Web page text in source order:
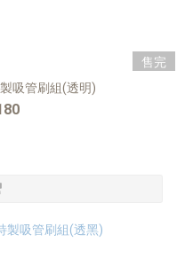
售完
吸管刷組(透明)